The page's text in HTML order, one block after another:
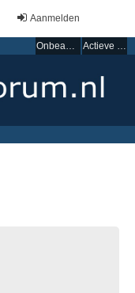
Aanmelden
Onbeantwoorde onderwerpen Actieve onderwerpen